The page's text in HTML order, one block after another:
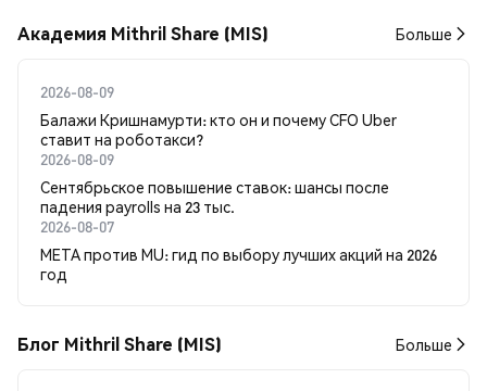
Академия Mithril Share (MIS) Больше
2026-08-09
Балажи Кришнамурти: кто он и почему CFO Uber
ставит на роботакси?
2026-08-09
Сентябрьское повышение ставок: шансы после
падения payrolls на 23 тыс.
2026-08-07
META против MU: гид по выбору лучших акций на 2026
год
Блог Mithril Share (MIS) Больше